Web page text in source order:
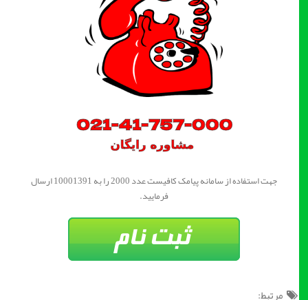
جهت استفاده از سامانه پیامک کافیست عدد 2000 را به 10001391 ارسال
فرمایید.
مرتبط: